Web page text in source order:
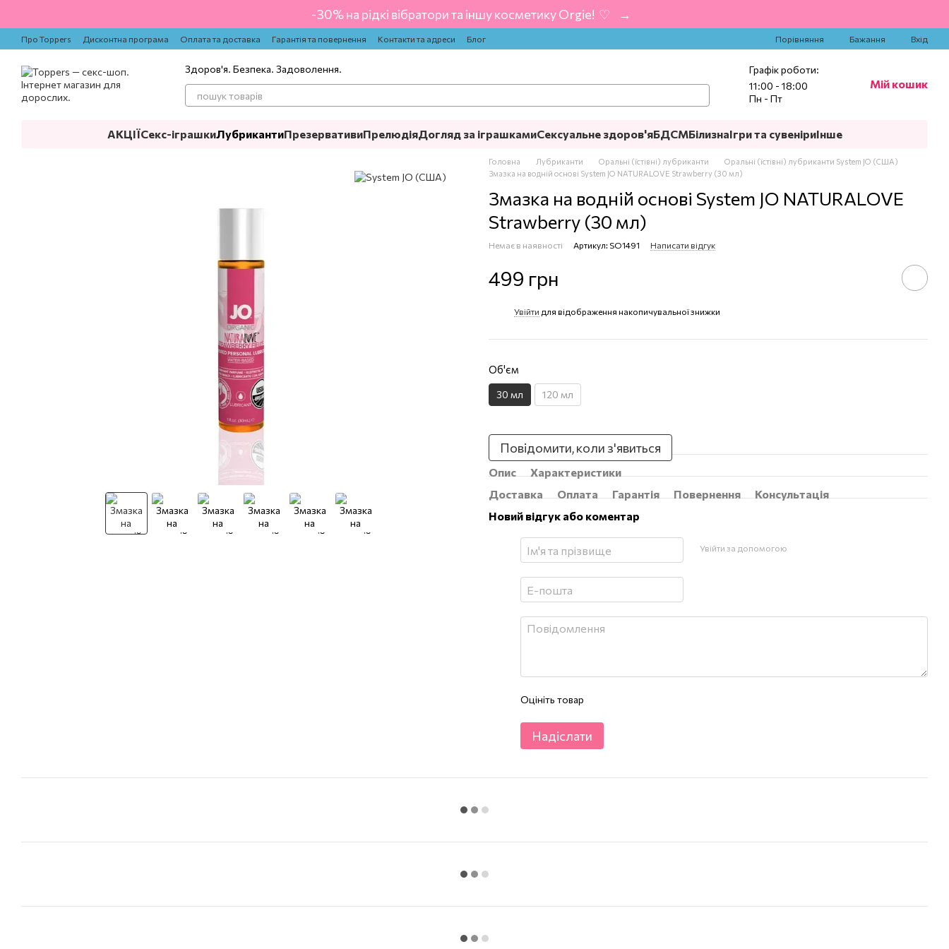
-30% на рідкі вібратори та іншу косметику Orgie! ‍ ♡ ‍ → ‍
Про Toppers Дисконтна програма Оплата та доставка Гарантія та повернення Контакти та адреси Блог Порівняння Бажання Вхід
Здоров'я. Безпека. Задоволення.
Графік роботи:
11:00 - 18:00
Пн - Пт
Мій кошик
АКЦІЇСекс-іграшкиЛубрикантиПрезервативиПрелюдіяДогляд за іграшкамиСексуальне здоров'яБДСМБілизнаІгри та сувеніриІнше
Головна Лубриканти Оральні (їстівні) лубриканти
Оральні (їстівні) лубриканти System JO (США)
Змазка на водній основі System JO NATURALOVE Strawberry (30 мл)
Змазка на водній основі System JO NATURALOVE
Strawberry (30 мл)
Немає в наявності Артикул: SO1491 Написати відгук
499 грн
Увійти для відображення накопичувальної знижки
Об'єм
30 мл 120 мл
Повідомити, коли з'явиться
Опис
Характеристики
Доставка
Оплата Гарантія Повернення
Консультація
Новий відгук або коментар
Увійти за допомогою
Оцініть товар
Надіслати